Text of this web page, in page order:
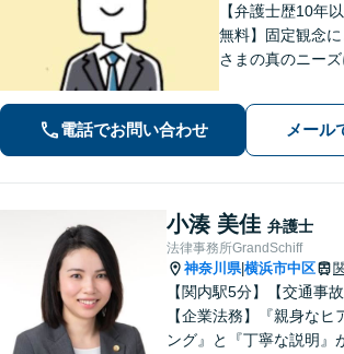
【弁護士歴10年
無料】固定観念
さまの真のニーズ
士業との連携で
問題にワンスト
B面談対応】【関
電話でお問い合わせ メール
小湊 美佳 弁護士
法律事務所GrandSchiff
神奈川県|横浜市中区
【関内駅5分】【交通事故
【企業法務】『親身なヒ
ング』と『丁寧な説明』